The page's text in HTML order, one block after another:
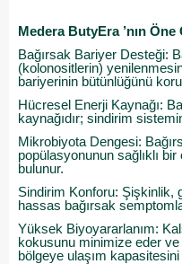
Medera ButyEra ’nın Öne
Bağırsak Bariyer Desteği:
(kolonositlerin)
bariyerinin bütünlüğünü
Hücresel Enerji Kaynağı:
kaynağıdır; sindirim
Mikrobiyota Dengesi:
popülasyonunun sağlıklı
bulunur.
Sindirim Konforu: Şişkinlik,
hassas bağırsak
Yüksek Biyoyararlanım:
kokusunu minimize eder
bölgeye ulaşım kapasitesini